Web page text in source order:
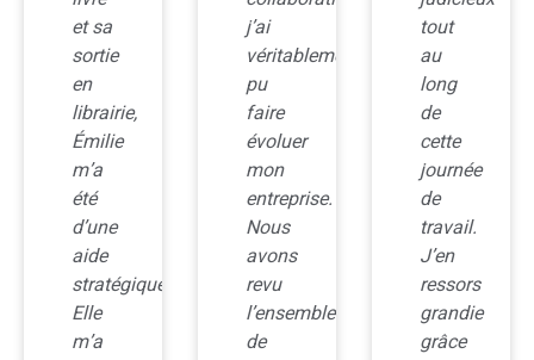
et sa
sortie
en
librairie,
Émilie
m’a
été
d’une
aide
stratégique.
Elle
m’a
j’ai
véritablement
pu
faire
évoluer
mon
entreprise.
Nous
avons
revu
l’ensemble
de
tout
au
long
de
cette
journée
de
travail.
J’en
ressors
grandie
grâce